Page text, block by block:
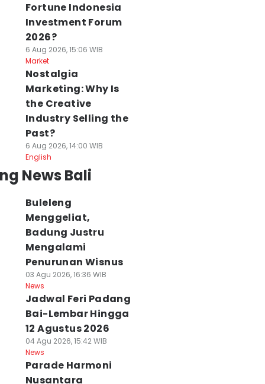
Fortune Indonesia
Investment Forum
2026?
6 Aug 2026, 15:06 WIB
Market
Nostalgia
Marketing: Why Is
the Creative
Industry Selling the
Past?
6 Aug 2026, 14:00 WIB
English
News Bali
Buleleng
Menggeliat,
Badung Justru
Mengalami
Penurunan Wisnus
03 Agu 2026, 16:36 WIB
News
Jadwal Feri Padang
Bai-Lembar Hingga
12 Agustus 2026
04 Agu 2026, 15:42 WIB
News
Parade Harmoni
Nusantara